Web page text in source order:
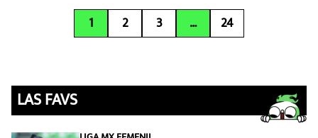
1 2 3 … 24
LAS FAVS